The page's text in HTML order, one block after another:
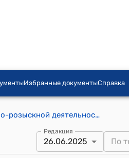
Избранные документыСправка
Закон КР от 16 октября 1998 года № 131 "Об оперативно-розыскной деятельности"
Редакция
26.06.2025